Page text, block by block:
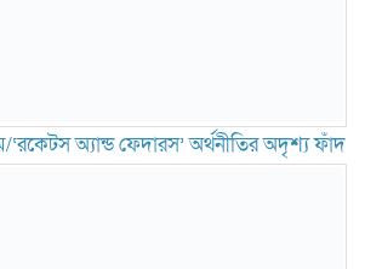
‘রকেটস অ্যান্ড ফেদারস’ অর্থনীতির অদৃশ্য ফাঁদ